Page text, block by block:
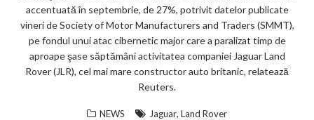
accentuată în septembrie, de 27%, potrivit datelor publicate
vineri de Society of Motor Manufacturers and Traders (SMMT),
pe fondul unui atac cibernetic major care a paralizat timp de
aproape şase săptămâni activitatea companiei Jaguar Land
Rover (JLR), cel mai mare constructor auto britanic, relatează
Reuters.
NEWS Jaguar, Land Rover